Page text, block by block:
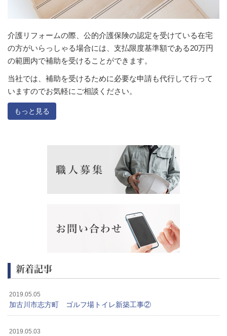
介護リフォームの際、公的介護保険の認定を受けている在宅
の方がいらっしゃる場合には、支払限度基準額である20万円
の範囲内で補助を受けることができます。
当社では、補助を受けるために必要な申請も代行して行って
いますのでお気軽にご相談ください。
もっと見る
新着記事
2019.05.05
加古川市志方町 ゴルフ場トイレ新築工事②
2019.05.03